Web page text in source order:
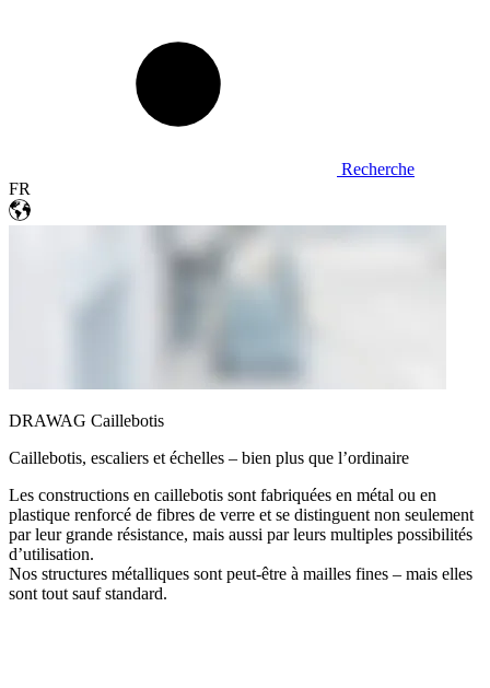
Recherche
FR
DRAWAG Caillebotis
Caillebotis, escaliers et échelles – bien plus que l’ordinaire
Les constructions en caillebotis sont fabriquées en métal ou en
plastique renforcé de fibres de verre et se distinguent non seulement
par leur grande résistance, mais aussi par leurs multiples possibilités
d’utilisation.
Nos structures métalliques sont peut-être à mailles fines – mais elles
sont tout sauf standard.